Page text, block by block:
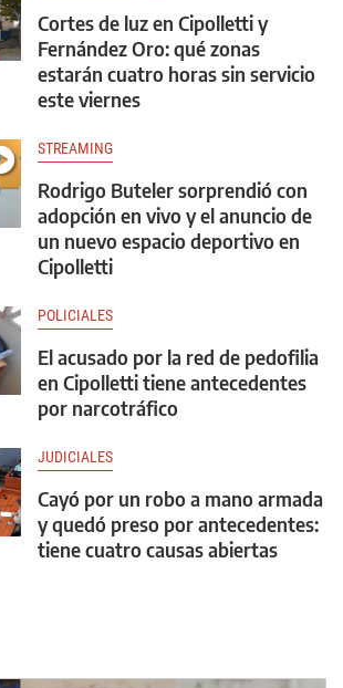
Cortes de luz en Cipolletti y
Fernández Oro: qué zonas
estarán cuatro horas sin servicio
este viernes
STREAMING
Rodrigo Buteler sorprendió con
adopción en vivo y el anuncio de
un nuevo espacio deportivo en
Cipolletti
POLICIALES
El acusado por la red de pedofilia
en Cipolletti tiene antecedentes
por narcotráfico
JUDICIALES
Cayó por un robo a mano armada
y quedó preso por antecedentes:
tiene cuatro causas abiertas